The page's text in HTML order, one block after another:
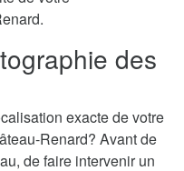
des
exacte de votre
Renard? Avant de
de faire intervenir un